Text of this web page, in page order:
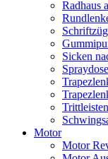
Radhaus
Sicken
Motor
Motor